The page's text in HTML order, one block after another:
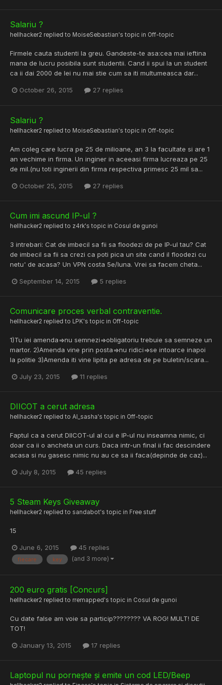
Salariu ?
hellhacker2 replied to MoiseSebastian's topic in Off-topic
Firmele cauta studenti la greu. Gandeste-te asa:cea mai ieftina
mana de lucru posibila sunt studentii. Cand ii spui la un student
ca ii dai 2000 de lei nu mai stie cum sa iti multumeasca dar...
October 26, 2015 27 replies
Salariu ?
hellhacker2 replied to MoiseSebastian's topic in Off-topic
Am coleg care lucra pe 25 de milioane, an 3 la facultate si are 1
an vechime in firma. Un inginer in aceeasi firma lucreaza pe 25
de mil.(nu toti inginerii din firma respectiva primesc 25 mil sa...
October 25, 2015 27 replies
Cum imi ascund IP-ul ?
hellhacker2 replied to z4rk's topic in Cosul de gunoi
3 intrebari: Cat de imbecil sa fii sa floodezi de pe IP-ul tau? Cat
de imbecil sa fii sa crezi ca poti pica un site cand il floodezi cu
netu' de acasa? Un VPN costa 5e/luna. Vrei sa facem cheta...
September 14, 2015 5 replies
Comunicare proces verbal contraventie.
hellhacker2 replied to LPK's topic in Off-topic
1)Tu iei amenda=>nu semnezi=>obligatoriu trebuie sa semneze un
martor. 2)Amenda vine prin posta=>nu ridici=>se intoarce inapoi
la politie 3)Amenda iti vine lipita pe adresa de pe buletin/scara...
July 23, 2015 11 replies
DIICOT a cerut adresa
hellhacker2 replied to Al_sasha's topic in Off-topic
Faptul ca a cerut DIICOT-ul al cui e IP-ul nu inseamna nimic, ci
doar ca ii o ancheta un curs. Daca intr-un final ii fac descindere
acasa si nu gasesc nimic nu au ce sa ii faca(depinde de caz)...
July 8, 2015 45 replies
5 Steam Keys Giveaway
hellhacker2 replied to sandabot's topic in Free stuff
15
June 6, 2015 45 replies
fiecare key (and 3 more)
200 euro gratis [Concurs]
hellhacker2 replied to rremapped's topic in Cosul de gunoi
Cu date false am voie sa particip???????? VA ROG! MULT! DE
TOT!
January 13, 2015 17 replies
Laptopul nu pornește și emite un cod LED/Beep